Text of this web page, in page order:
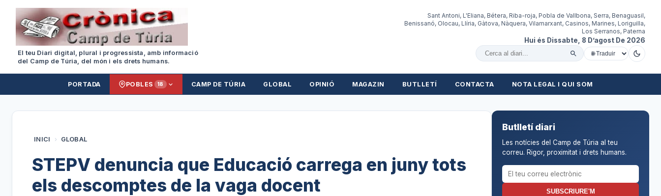
El teu Diari digital, plural i progressista, amb informació
del Camp de Túria, del món i els drets humans.
Sant Antoni, L'Eliana, Bétera, Riba-roja, Pobla de Vallbona, Serra, Benaguasil,
Benissanó, Olocau, Llíria, Gàtova, Nàquera, Vilamarxant, Casinos, Marines, Loriguilla,
Los Serranos, Paterna
Hui és Dissabte, 8 D’agost De 2026
Cercar al diari
PORTADA POBLES 18 CAMP DE TÚRIA GLOBAL OPINIÓ MAGAZIN BUTLLETÍ CONTACTA NOTA LEGAL I QUI SOM
INICI › GLOBAL
STEPV denuncia que Educació carrega en juny tots
els descomptes de la vaga docent
Butlletí diari
Les notícies del Camp de Túria al teu
correu. Rigor, proximitat i drets humans.
Correu electrònic per al butlletí
SUBSCRIURE'M